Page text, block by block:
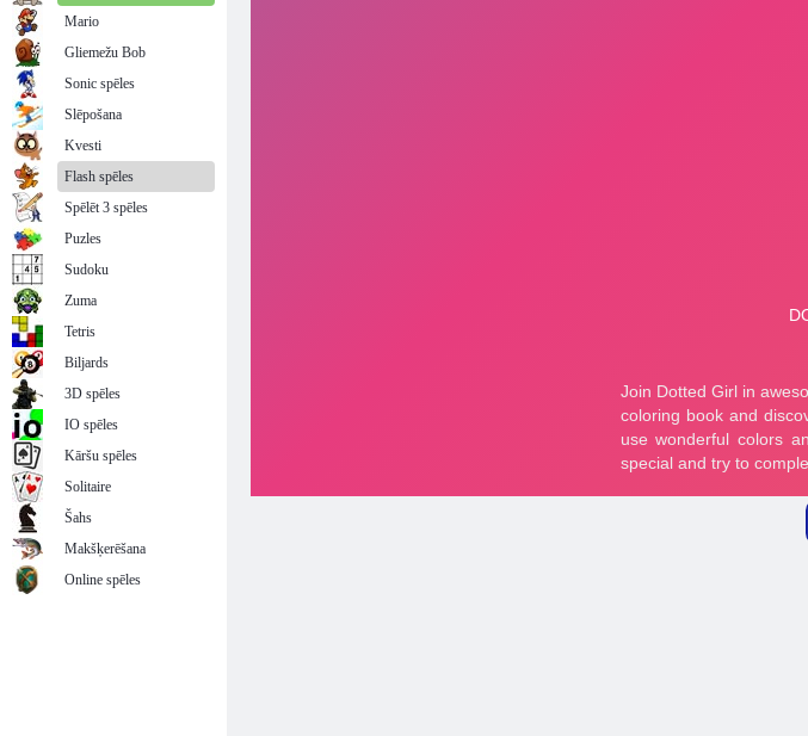
Mario
Gliemežu Bob
Sonic spēles
Slēpošana
Kvesti
Flash spēles
Spēlēt 3 spēles
Puzles
Sudoku
Zuma
Tetris
Biljards
3D spēles
IO spēles
Kāršu spēles
Solitaire
Šahs
Makšķerēšana
Online spēles